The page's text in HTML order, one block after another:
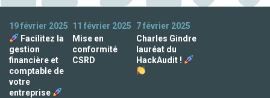
19 février 2025
Facilitez la
gestion
financière et
comptable de
votre
entreprise
11 février 2025
Mise en
conformité
CSRD
7 février 2025
Charles Gindre
lauréat du
HackAudit !